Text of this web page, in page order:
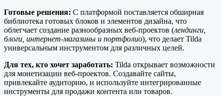
Готовые решения: С платформой поставляется обширная
библиотека готовых блоков и элементов дизайна, что
облегчает создание разнообразных веб-проектов (лендинги,
блоги, интернет-магазины и портфолио), что делает Tilda
универсальным инструментом для различных целей.
Для тех, кто хочет заработать: Tilda открывает возможности
для монетизации веб-проектов. Создавайте сайты,
привлекайте аудиторию, и используйте интегрированные
инструменты для продажи контента или товаров.